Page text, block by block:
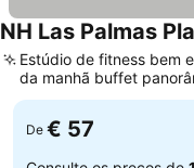
NH Las Palmas
Estúdio de fitness bem
da manhã buffet
para o mar
De € 57